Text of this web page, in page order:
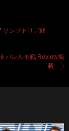
サンプドリア戦
パレルモ戦 Review掲
載